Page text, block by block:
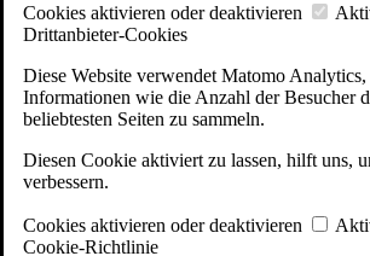
Cookies aktivieren oder deaktivieren
Drittanbieter-Cookies
Diese Website verwendet Matomo
Informationen wie die Anzahl der Besucher
beliebtesten Seiten zu sammeln.
Diesen Cookie aktiviert zu lassen, hilft uns,
verbessern.
Cookies aktivieren oder deaktivieren
Cookie-Richtlinie